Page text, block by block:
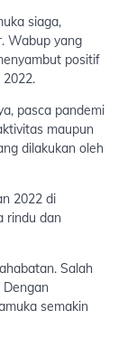
siaga,
Wabup yang
positif
pasca pandemi
maupun
dilakukan oleh
2022 di
rindu dan
Salah
semakin